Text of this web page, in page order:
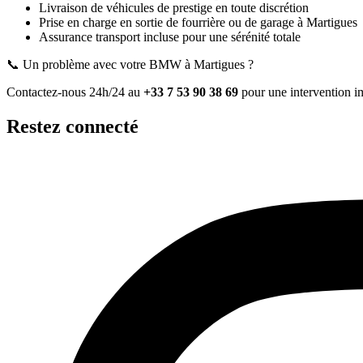
Livraison de véhicules de prestige en toute discrétion
Prise en charge en sortie de fourrière ou de garage à Martigues
Assurance transport incluse pour une sérénité totale
📞 Un problème avec votre BMW à Martigues ?
Contactez-nous 24h/24 au +33 7 53 90 38 69 pour une intervention
Restez connecté